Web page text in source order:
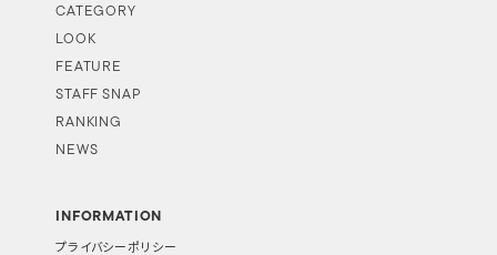
CATEGORY
LOOK
FEATURE
STAFF SNAP
RANKING
NEWS
INFORMATION
プライバシーポリシー